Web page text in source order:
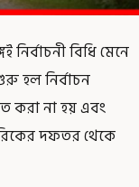
বিধি মেনে
হল নির্বাচন
করা না হয় এবং
দফতর থেকে